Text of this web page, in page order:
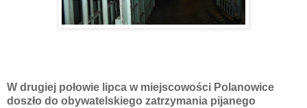
W drugiej połowie lipca w miejscowości Polanowice
doszło do obywatelskiego zatrzymania pijanego